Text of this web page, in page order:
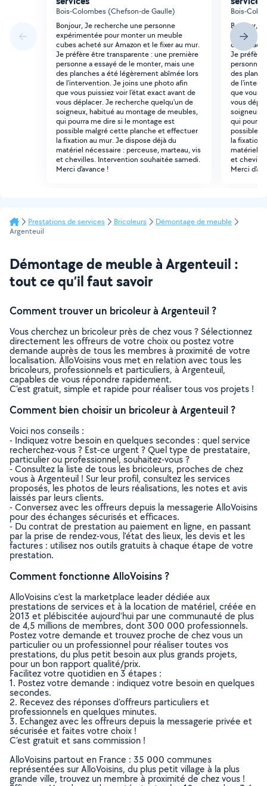
Bois-Colombes (Chefson-de Gaulle)
Bonjour, Je recherche une personne
expérimentée pour monter un meuble
cubes acheté sur Amazon et le fixer au mur.
Je préfère être transparente : une première
personne a essayé de le monter, mais une
des planches a été légèrement abîmée lors
de l'intervention. Je joins une photo afin
que vous puissiez voir l'état exact avant de
vous déplacer. Je recherche quelqu'un de
soigneux, habitué au montage de meubles,
qui pourra me dire si le montage est
possible malgré cette planche et effectuer
la fixation au mur. Je dispose déjà du
matériel nécessaire : perceuse, marteau, vis
et chevilles. Intervention souhaitée samedi.
Merci d'avance !
Bois-
Bonjour,
cubes
Je préfère
personne
des
de
que vous
vous
soigneux,
qui pourra
possible
la fixation
matériel
et
Merci
Prestations de services Bricoleurs
Démontage de meuble
Argenteuil
Démontage de meuble à Argenteuil :
tout ce qu’il faut savoir
Comment trouver un bricoleur à Argenteuil ?
Vous cherchez un bricoleur près de chez vous ? Sélectionnez
directement les offreurs de votre choix ou postez votre
demande auprès de tous les membres à proximité de votre
localisation. AlloVoisins vous met en relation avec tous les
bricoleurs, professionnels et particuliers, à Argenteuil,
capables de vous répondre rapidement.
C’est gratuit, simple et rapide pour réaliser tous vos projets !
Comment bien choisir un bricoleur à Argenteuil ?
Voici nos conseils :
- Indiquez votre besoin en quelques secondes : quel service
recherchez-vous ? Est-ce urgent ? Quel type de prestataire,
particulier ou professionnel, souhaitez-vous ?
- Consultez la liste de tous les bricoleurs, proches de chez
vous à Argenteuil ! Sur leur profil, consultez les services
proposés, les photos de leurs réalisations, les notes et avis
laissés par leurs clients.
- Conversez avec les offreurs depuis la messagerie AlloVoisins
pour des échanges sécurisés et efficaces.
- Du contrat de prestation au paiement en ligne, en passant
par la prise de rendez-vous, l’état des lieux, les devis et les
factures : utilisez nos outils gratuits à chaque étape de votre
prestation.
Comment fonctionne AlloVoisins ?
AlloVoisins c’est la marketplace leader dédiée aux
prestations de services et à la location de matériel, créée en
2013 et plébiscitée aujourd’hui par une communauté de plus
de 4,5 millions de membres, dont 300 000 professionnels.
Postez votre demande et trouvez proche de chez vous un
particulier ou un professionnel pour réaliser toutes vos
prestations, du plus petit besoin aux plus grands projets,
pour un bon rapport qualité/prix.
Facilitez votre quotidien en 3 étapes :
1. Postez votre demande : indiquez votre besoin en quelques
secondes.
2. Recevez des réponses d’offreurs particuliers et
professionnels en quelques minutes.
3. Echangez avec les offreurs depuis la messagerie privée et
sécurisée et faites votre choix !
C’est gratuit et sans commission !
AlloVoisins partout en France : 35 000 communes
représentées sur AlloVoisins, du plus petit village à la plus
grande ville, trouvez un membre à proximité de chez vous !